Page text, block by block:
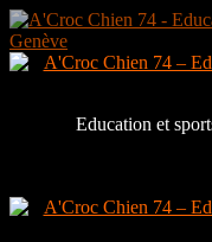
Aller
au
contenu
Education et